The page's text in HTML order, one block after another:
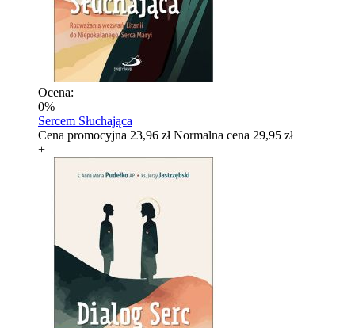
Ocena:
0%
Sercem Słuchająca
Cena promocyjna 23,96 zł Normalna cena 29,95 zł
+